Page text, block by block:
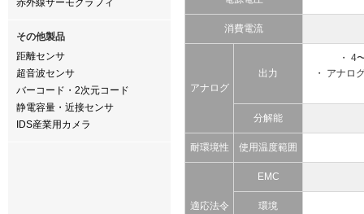
赤外線サーモグラフィ
その他製品
距離センサ
超音波センサ
バーコード・2次元コード
静電容量・近接センサ
IDS産業用カメラ
消費電流
アナログ
出力
・ 4
・ アナロ
分解能
耐環境性 使用温度範囲
適応法令
EMC
環境